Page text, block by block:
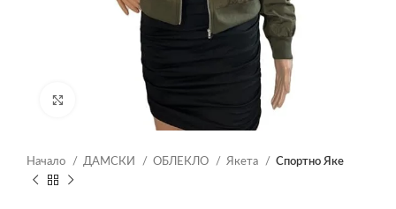
Click to enlarge
Начало ДАМСКИ ОБЛЕКЛО Якета Спортно Яке